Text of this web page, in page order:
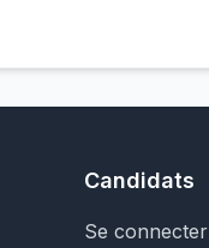
Candidats
Se connecter